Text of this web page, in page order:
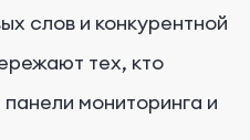
слов и конкурентной
тех, кто
мониторинга и